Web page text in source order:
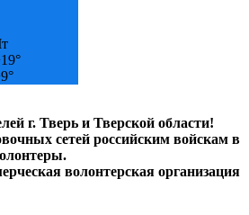
19°
9°
г. Тверь и Тверской области!
сетей российским войскам в
волонтерская организация